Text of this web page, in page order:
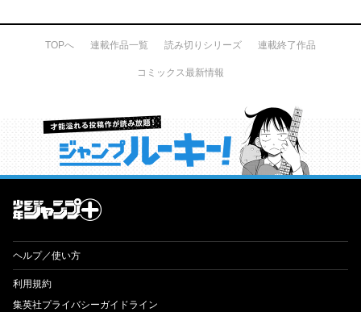
TOPへ 連載作品一覧 読み切りシリーズ 連載終了作品
コミックス最新情報
才能溢れる投稿作が読み放題！ ジャンプルーキー！
ヘルプ／使い方
利用規約
集英社プライバシーガイドライン